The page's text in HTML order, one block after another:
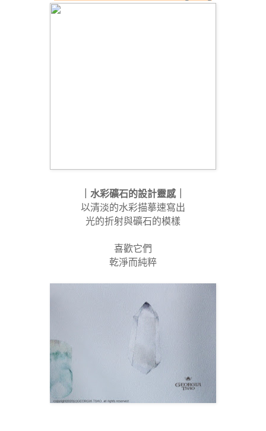
｜水彩礦石的設計靈感｜
以清淡的水彩描摹速寫出
光的折射與礦石的模樣
喜歡它們
乾淨而純粹